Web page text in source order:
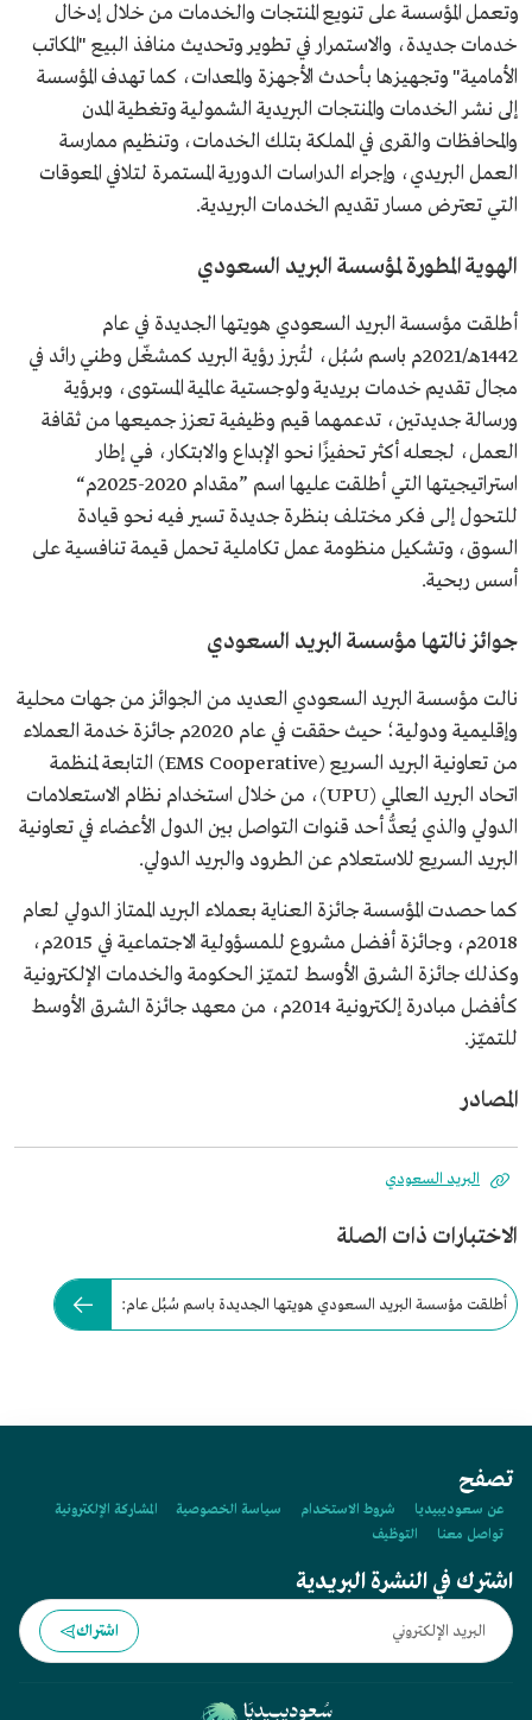
وتعمل المؤسسة على تنويع المنتجات والخدمات من خلال إدخال
خدمات جديدة، والاستمرار في تطوير وتحديث منافذ البيع "المكاتب
الأمامية" وتجهيزها بأحدث الأجهزة والمعدات، كما تهدف المؤسسة
إلى نشر الخدمات والمنتجات البريدية الشمولية وتغطية المدن
والمحافظات والقرى في المملكة بتلك الخدمات، وتنظيم ممارسة
العمل البريدي، وإجراء الدراسات الدورية المستمرة لتلافي المعوقات
التي تعترض مسار تقديم الخدمات البريدية.
الهوية المطورة لمؤسسة البريد السعودي
أطلقت مؤسسة البريد السعودي هويتها الجديدة في عام
1442هـ/2021م باسم سُبُل، لتُبرز رؤية البريد كمشغّل وطني رائد في
مجال تقديم خدمات بريدية ولوجستية عالمية المستوى، وبرؤية
ورسالة جديدتين، تدعمهما قيم وظيفية تعزز جميعها من ثقافة
العمل، لجعله أكثر تحفيزًا نحو الإبداع والابتكار، فـي إطار
استراتيجيتها التي أطلقت عليها اسم ”مقدام 2020-2025م“
للتحـول إلـى فكر مختلـف بنظرة جديدة تسير فيه نحو قيادة
السوق، وتشكيل منظومة عمل تكاملية تحمل قيمة تنافسية على
أسس ربحية.
جوائز نالتها مؤسسة البريد السعودي
نالت مؤسسة البريد السعودي العديد من الجوائز من جهات محلية
وإقليمية ودولية؛ حيث حققت في عام 2020م جائزة خدمة العملاء
من تعاونية البريد السريع (EMS Cooperative) التابعة لمنظمة
اتحاد البريد العالمي (UPU)، من خلال استخدام نظام الاستعلامات
الدولي والذي يُعدُّ أحد قنوات التواصل بين الدول الأعضاء في تعاونية
البريد السريع للاستعلام عن الطرود والبريد الدولي.
كما حصدت المؤسسة جائزة العناية بعملاء البريد الممتاز الدولي لعام
2018م، وجائزة أفضل مشروع للمسؤولية الاجتماعية في 2015م،
وكذلك جائزة الشرق الأوسط لتميّز الحكومة والخدمات الإلكترونية
كأفضل مبادرة إلكترونية 2014م، من معهد جائزة الشرق الأوسط
للتميّز.
المصادر
البريد السعودي
الاختبارات ذات الصلة
أطلقت مؤسسة البريد السعودي هويتها الجديدة باسم سُبُل عام:
تصفح
عن سعوديبيديا شروط الاستخدام سياسة الخصوصية
المشاركة الإلكترونية
تواصل معنا
التوظيف
اشترك في النشرة البريدية
اشتراك